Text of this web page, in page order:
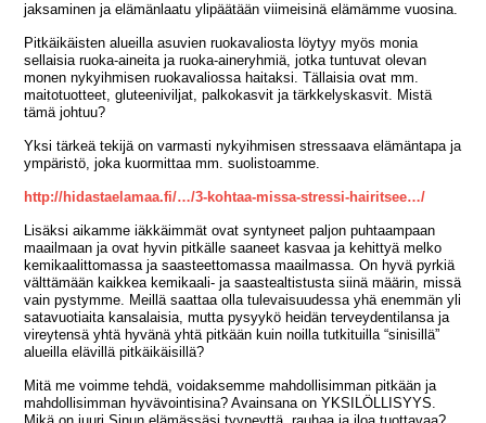
jaksaminen ja elämänlaatu ylipäätään viimeisinä elämämme vuosina.
Pitkäikäisten alueilla asuvien ruokavaliosta löytyy myös monia
sellaisia ruoka-aineita ja ruoka-aineryhmiä, jotka tuntuvat olevan
monen nykyihmisen ruokavaliossa haitaksi. Tällaisia ovat mm.
maitotuotteet, gluteeniviljat, palkokasvit ja tärkkelyskasvit. Mistä
tämä johtuu?
Yksi tärkeä tekijä on varmasti nykyihmisen stressaava elämäntapa ja
ympäristö, joka kuormittaa mm. suolistoamme.
http://hidastaelamaa.fi/…/3-kohtaa-missa-stressi-hairitsee…/
Lisäksi aikamme iäkkäimmät ovat syntyneet paljon puhtaampaan
maailmaan ja ovat hyvin pitkälle saaneet kasvaa ja kehittyä melko
kemikaalittomassa ja saasteettomassa maailmassa. On hyvä pyrkiä
välttämään kaikkea kemikaali- ja saastealtistusta siinä määrin, missä
vain pystymme. Meillä saattaa olla tulevaisuudessa yhä enemmän yli
satavuotiaita kansalaisia, mutta pysyykö heidän terveydentilansa ja
vireytensä yhtä hyvänä yhtä pitkään kuin noilla tutkituilla “sinisillä”
alueilla elävillä pitkäikäisillä?
Mitä me voimme tehdä, voidaksemme mahdollisimman pitkään ja
mahdollisimman hyvävointisina? Avainsana on YKSILÖLLISYYS.